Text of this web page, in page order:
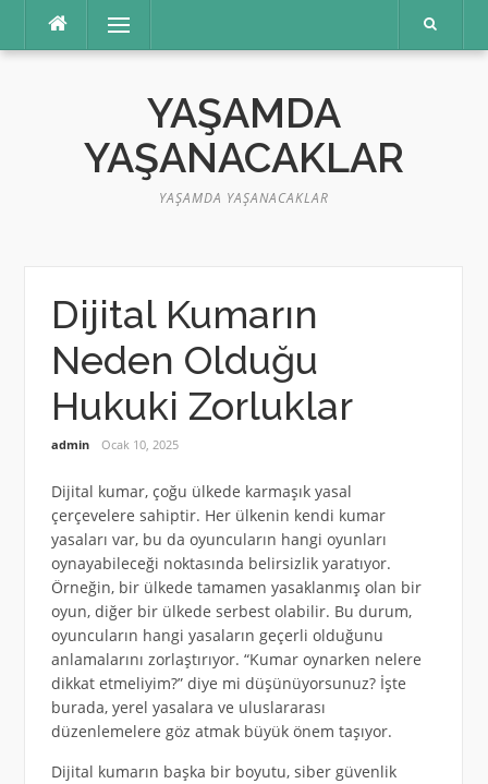
Menü
YAŞAMDA
YAŞANACAKLAR
YAŞAMDA YAŞANACAKLAR
Dijital Kumarın
Neden Olduğu
Hukuki Zorluklar
admin Ocak 10, 2025
Dijital kumar, çoğu ülkede karmaşık yasal
çerçevelere sahiptir. Her ülkenin kendi kumar
yasaları var, bu da oyuncuların hangi oyunları
oynayabileceği noktasında belirsizlik yaratıyor.
Örneğin, bir ülkede tamamen yasaklanmış olan bir
oyun, diğer bir ülkede serbest olabilir. Bu durum,
oyuncuların hangi yasaların geçerli olduğunu
anlamalarını zorlaştırıyor. “Kumar oynarken nelere
dikkat etmeliyim?” diye mi düşünüyorsunuz? İşte
burada, yerel yasalara ve uluslararası
düzenlemelere göz atmak büyük önem taşıyor.
Dijital kumarın başka bir boyutu, siber güvenlik